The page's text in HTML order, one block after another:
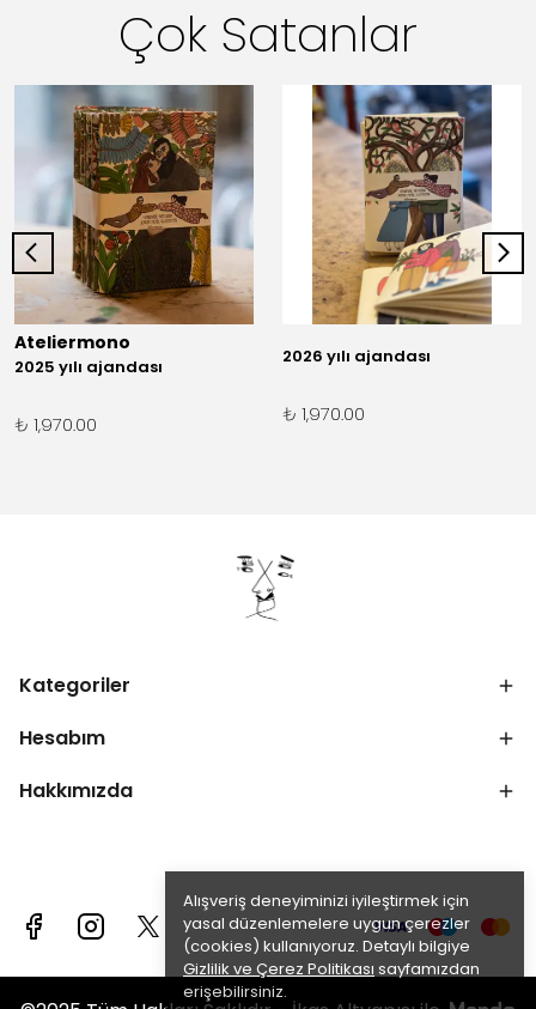
Alışveriş deneyiminizi iyileştirmek için
yasal düzenlemelere uygun çerezler
(cookies) kullanıyoruz. Detaylı bilgiye
Gizlilik ve Çerez Politikası sayfamızdan
erişebilirsiniz.
Çok Satanlar
Ateliermono
2025 yılı ajandası
₺ 1,970.00
2026 yılı ajandası
₺ 1,970.00
Kategoriler
Hesabım
Hakkımızda